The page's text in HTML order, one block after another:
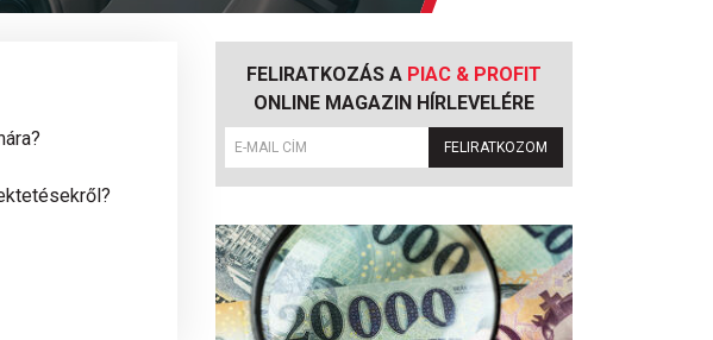
FELIRATKOZÁS A PIAC & PROFIT
ONLINE MAGAZIN HÍRLEVELÉRE
FELIRATKOZOM